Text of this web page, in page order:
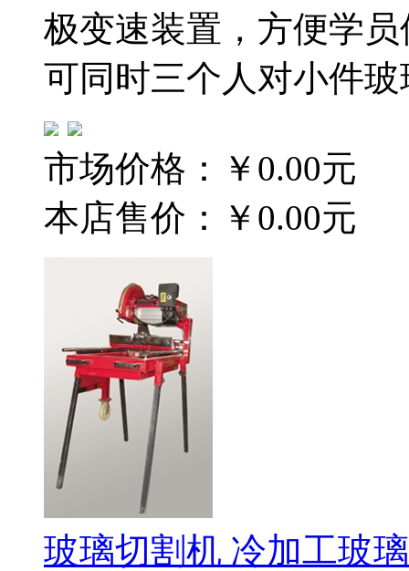
极变速装置，方便学
可同时三个人对小件
市场价格：
￥0.00元
本店售价：
￥0.00元
玻璃切割机 冷加工玻